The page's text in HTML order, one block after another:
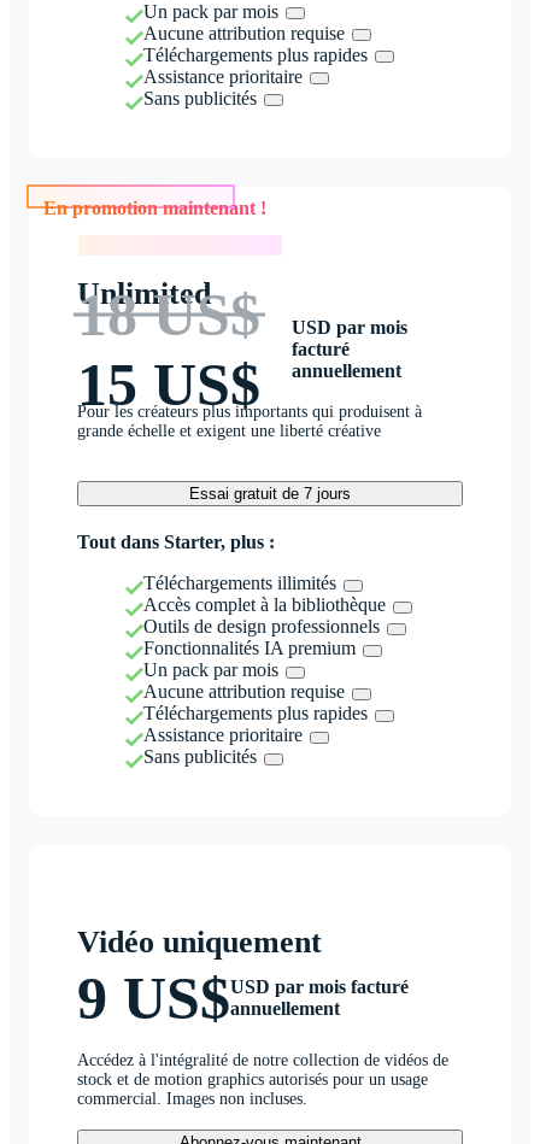
Un pack par mois
Aucune attribution requise
Téléchargements plus rapides
Assistance prioritaire
Sans publicités
En promotion maintenant !
Unlimited
18 US$
15 US$
USD par mois
facturé
annuellement
Pour les créateurs plus importants qui produisent à
grande échelle et exigent une liberté créative
Essai gratuit de 7 jours
Tout dans Starter, plus :
Téléchargements illimités
Accès complet à la bibliothèque
Outils de design professionnels
Fonctionnalités IA premium
Un pack par mois
Aucune attribution requise
Téléchargements plus rapides
Assistance prioritaire
Sans publicités
Vidéo uniquement
9 US$USD par mois facturé
annuellement
Accédez à l'intégralité de notre collection de vidéos de
stock et de motion graphics autorisés pour un usage
commercial. Images non incluses.